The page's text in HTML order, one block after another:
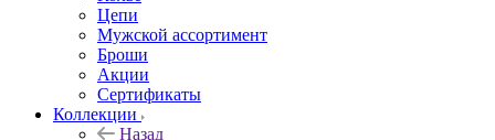
Цепи
Мужской ассортимент
Броши
Акции
Сертификаты
Коллекции
Назад